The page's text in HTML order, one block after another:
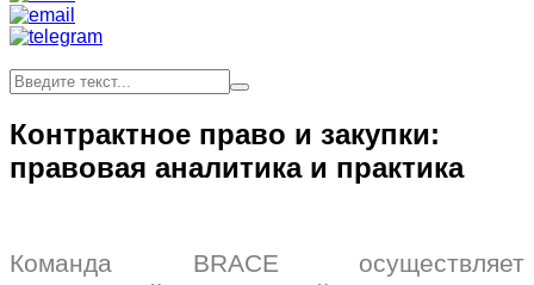
Контрактное право и закупки:
правовая аналитика и практика
Команда BRACE осуществляет